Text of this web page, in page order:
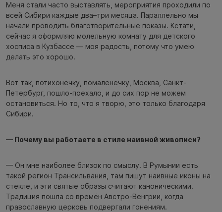
Меня стали часто выставлять, мероприятия проходили по
всей Сибири каждые два–три месяца. Параллельно мы
начали проводить благотворительные показы. Кстати,
сейчас я оформляю молельную комнату для детского
хосписа в Кузбассе — моя радость, потому что умею
делать это хорошо.
Вот так, потихонечку, помаленечку, Москва, Санкт-
Петербург, пошло-поехало, и до сих пор не можем
остановиться. Но то, что я творю, это только благодаря
Сибири.
— Почему вы работаете в стиле наивной живописи?
— Он мне наиболее близок по смыслу. В Румынии есть
такой регион Трансильвания, там пишут наивные иконы на
стекле, и эти святые образы считают каноническими.
Традиция пошла со времён Австро-Венгрии, когда
православную церковь подвергали гонениям.